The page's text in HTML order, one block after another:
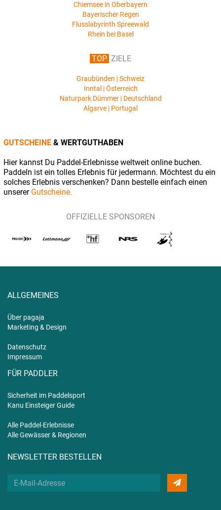
Chiemsee in Oberbayern
Bayerischer Regen
Flusslabyrinth Spreewald
Rhein bei Basel
TOP ZIELE
Graubünden | Schweiz
Inntal | Österreich
Naturpark Dümmer | Deutschland
Algarve | Portugal
GUTSCHEINE & WERTGUTHABEN
Hier kannst Du Paddel-Erlebnisse weltweit online buchen.
Paddeln ist ein tolles Erlebnis für jedermann. Möchtest du ein
solches Erlebnis verschenken? Dann bestelle einfach einen
unserer Gutscheine.
OFFIZIELLE SPONSOREN
ALLGEMEINES
Über pagaja
Marketing & Design
Datenschutz
Impressum
FÜR PADDLER
Sicherheit im Paddelsport
Kanu Einsteiger Guide
Alle Paddel-Erlebnisse
Alle Gewässer & Regionen
NEWSLETTER BESTELLEN
Deine